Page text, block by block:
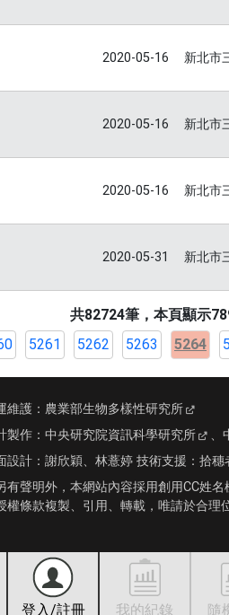
2020-05-16 新北市
2020-05-16 新北市
2020-05-16 新北市
2020-05-31 新北市
共82724筆，本頁顯示
5261 5262 5263 5264
登入/註冊 我的紀錄 隨
維護： 農業部生物多樣性研究所
製作： 中央研究院資訊科學研究所 、
設計： 謝欣穎、林薏婷 技術支援： 拾穗
有聲明外，本網站內容採用創用CC姓
權條款複製、引用、轉載，唯請於合